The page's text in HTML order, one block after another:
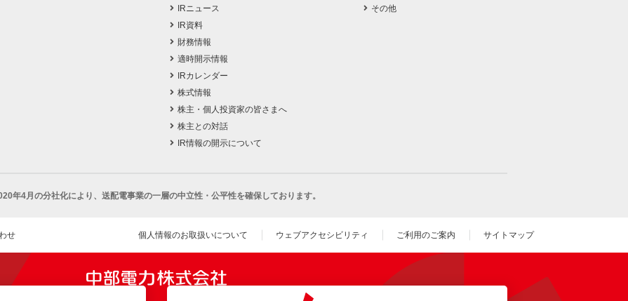
IRニュース
IR資料
財務情報
適時開示情報
IRカレンダー
株式情報
株主・個人投資家の皆さまへ
株主との対話
IR情報の開示について
その他
年4月の分社化により、 送配電事業の一層の中立性・公平性を確保しております。
せ 個人情報のお取扱いについて ウェブアクセシビリティ ご利用のご案内 サイトマップ